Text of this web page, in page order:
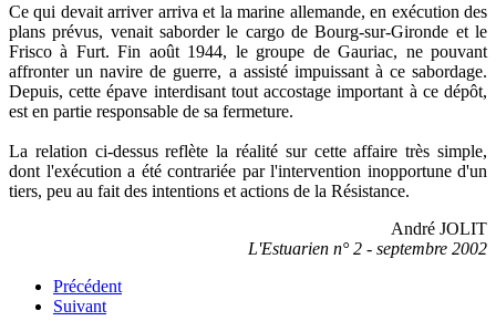
Ce qui devait arriver arriva et la marine allemande, en exécution des
plans prévus, venait saborder le cargo de Bourg-sur-Gironde et le
Frisco à Furt. Fin août 1944, le groupe de Gauriac, ne pouvant
affronter un navire de guerre, a assisté impuissant à ce sabordage.
Depuis, cette épave interdisant tout accostage important à ce dépôt,
est en partie responsable de sa fermeture.
La relation ci-dessus reflète la réalité sur cette affaire très simple,
dont l'exécution a été contrariée par l'intervention inopportune d'un
tiers, peu au fait des intentions et actions de la Résistance.
André JOLIT
L'Estuarien n° 2 - septembre 2002
Précédent
Suivant